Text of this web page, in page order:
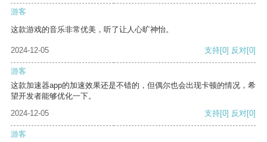
游客
这款游戏的音乐非常优美，听了让人心旷神怡。
2024-12-05 支持[0] 反对[0]
游客
这款加速器app的加速效果还是不错的，但偶尔也会出现卡顿的情况，希
望开发者能够优化一下。
2024-12-05
支持[0] 反对[0]
游客